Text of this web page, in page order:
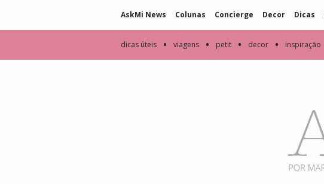
AskMi News Colunas Concierge Decor Dicas
dicas úteis • viagens • petit • decor • inspiração